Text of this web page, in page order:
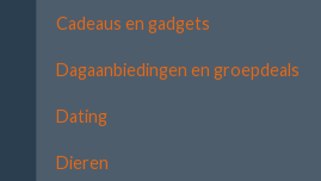
Cadeaus en gadgets
Dagaanbiedingen en groepdeals
Dating
Dieren